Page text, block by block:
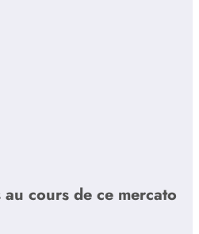
cours de ce mercato